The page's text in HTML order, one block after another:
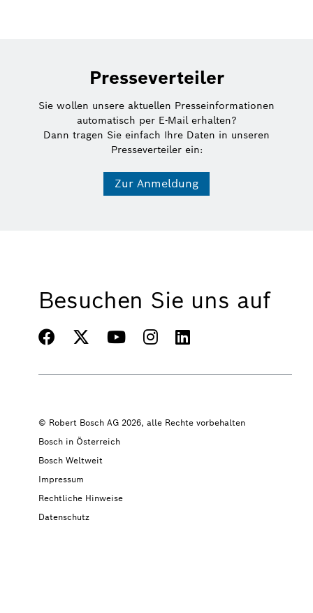
Presseverteiler
Sie wollen unsere aktuellen Presseinformationen
automatisch per E-Mail erhalten?
Dann tragen Sie einfach Ihre Daten in unseren
Presseverteiler ein:
Zur Anmeldung
Besuchen Sie uns auf
© Robert Bosch AG 2026, alle Rechte vorbehalten
Bosch in Österreich
Bosch Weltweit
Impressum
Rechtliche Hinweise
Datenschutz